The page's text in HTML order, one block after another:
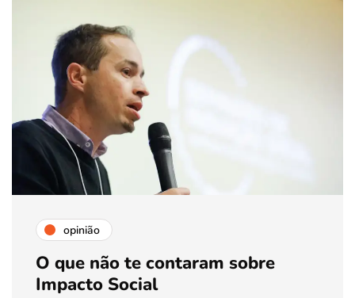
opinião
O que não te contaram sobre
Impacto Social